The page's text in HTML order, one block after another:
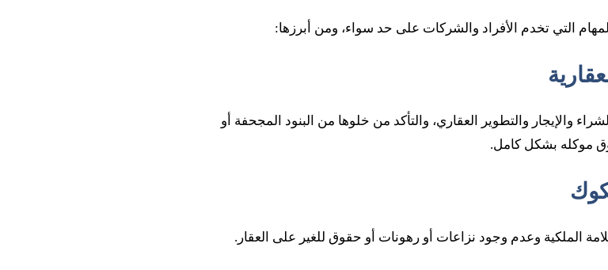
التي تخدم الأفراد والشركات على حد سواء، ومن أبرزها:
والإيجار والتطوير العقاري، والتأكد من خلوها من البنود المجحفة أو
موكله بشكل كامل.
الملكية وعدم وجود نزاعات أو رهونات أو حقوق للغير على العقار.